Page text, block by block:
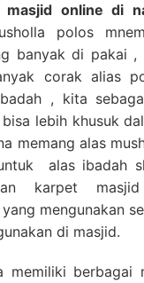
online di
polos
banyak di pakai ,
corak alias
, kita
lebih khusuk
memang alas
alas ibadah
karpet
mengunakan
di masjid.
memiliki berbagai